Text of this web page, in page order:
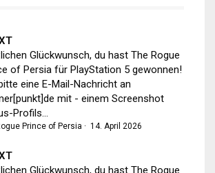
Glückwunsch, du hast The Rogue
of Persia für PlayStation 5 gewonnen!
eine E-Mail-Nachricht an
mit - einem Screenshot
Profils...
Prince of Persia · 14. April 2026
Glückwunsch, du hast The Rogue